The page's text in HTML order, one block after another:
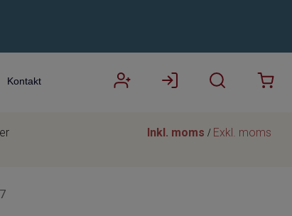
Kontakt
Inkl. moms / Exkl. moms